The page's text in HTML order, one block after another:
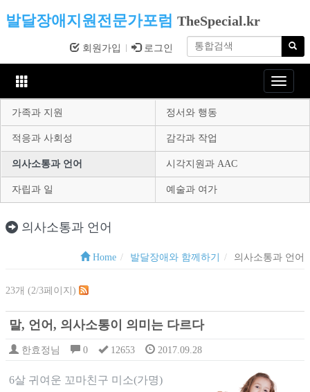
발달장애지원전문가포럼 TheSpecial.kr
회원가입 로그인
Toggle
가족과 지원
정서와 행동
적응과 사회성 감각과 작업
의사소통과 언어 시각지원과 AAC
자립과 일 예술과 여가
의사소통과 언어
Home 발달장애와 함께하기 의사소통과 언어
23개 (2/3페이지)
말, 언어, 의사소통이 의미는 다르다
한효정님 0 12653 2017.09.28
6살 귀여운 꼬마친구 미소(가명)